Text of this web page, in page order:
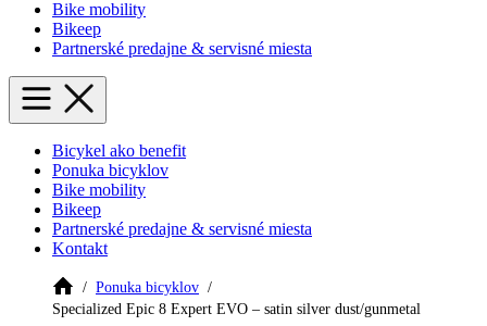
Bike mobility
Bikeep
Partnerské predajne & servisné miesta
Bicykel ako benefit
Ponuka bicyklov
Bike mobility
Bikeep
Partnerské predajne & servisné miesta
Kontakt
Ponuka bicyklov
Specialized Epic 8 Expert EVO – satin silver dust/gunmetal